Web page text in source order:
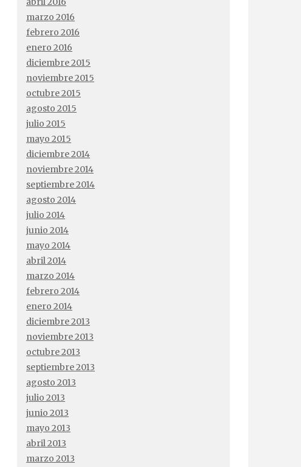
marzo 2016
febrero 2016
enero 2016
diciembre 2015
noviembre 2015
octubre 2015
agosto 2015
julio 2015
mayo 2015
diciembre 2014
noviembre 2014
septiembre 2014
agosto 2014
julio 2014
junio 2014
mayo 2014
abril 2014
marzo 2014
febrero 2014
enero 2014
diciembre 2013
noviembre 2013
octubre 2013
septiembre 2013
agosto 2013
julio 2013
junio 2013
mayo 2013
abril 2013
marzo 2013